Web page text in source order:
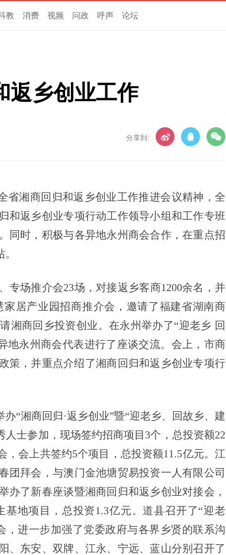
教 消费 视频 问政 呼声 论坛
返乡创业工作
分享到:
省湘商回归和返乡创业工作推进会议精神，全
和返乡创业专项行动工作领导小组和工作专班
同时，积极与各异地永州商会合作，在重点招
专场推介会23场，对接返乡客商1200余名，并
居产业园招商推介会，邀请了福建省湖南商
湘商回乡投资创业。在永州举办了“迎老乡 回
地永州商会代表进行了座谈交流。会上，市商
策，并重点介绍了湘商回归和返乡创业专项行
“湘商回归·返乡创业”暨“迎老乡、回故乡、建
士参加，现场签约招商项目3个，总投资额22
会上共签约5个项目，总投资额11.5亿元。江
团拜会，与澳门金池塘贸易投资一人有限公司
办了新春座谈暨湘商回归和返乡创业对接会，
地项目，总投资1.3亿元。道县召开了“迎老
，进一步加强了党委政府与各界乡贤的联系沟
、东安、双牌、江永、宁远、蓝山分别召开了